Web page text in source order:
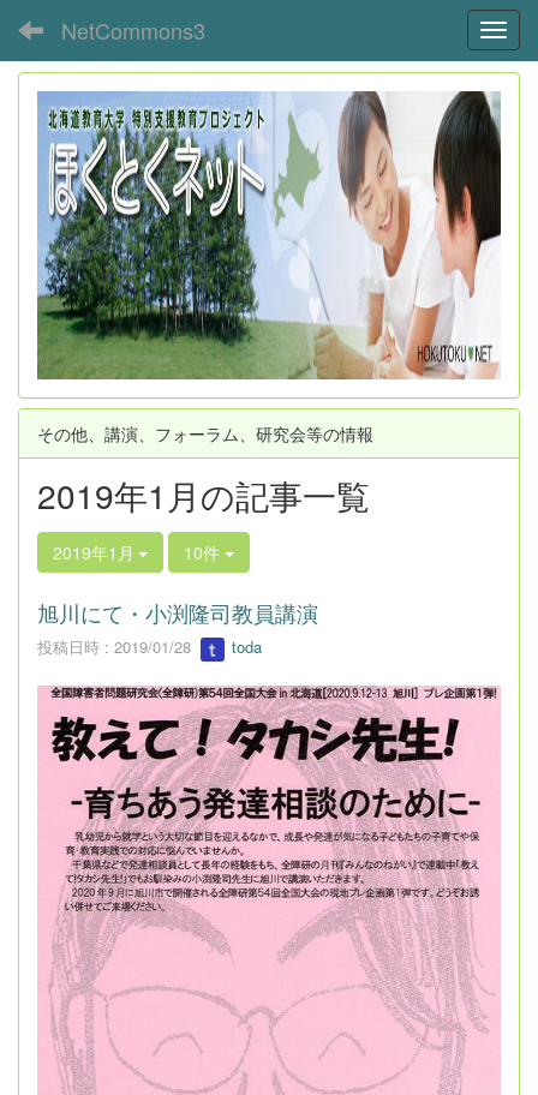
NetCommons3
その他、講演、フォーラム、研究会等の情報
2019年1月の記事一覧
2019年1月 10件
旭川にて・小渕隆司教員講演
投稿日時 : 2019/01/28 toda